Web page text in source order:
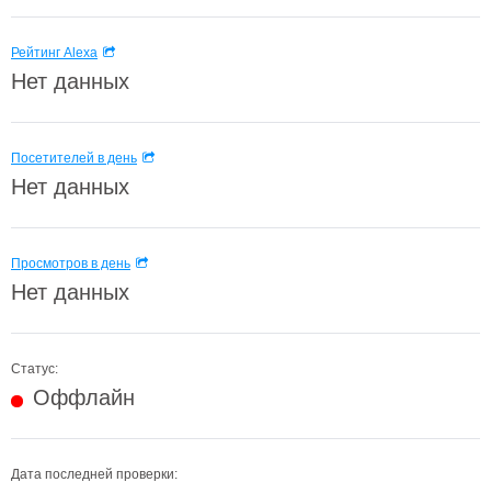
Рейтинг Alexa
Нет данных
Посетителей в день
Нет данных
Просмотров в день
Нет данных
Статус:
Оффлайн
Дата последней проверки: